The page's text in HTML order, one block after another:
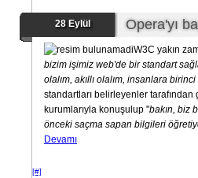
28 Eylül Opera'yı
W3C yakın
bizim işimiz web'de bir standart
olalım, akıllı olalım, insanlara
standartları belirleyenler
kurumlarıyla konuşulup "bakın, biz
önceki saçma sapan bilgileri
Devamı
[#]